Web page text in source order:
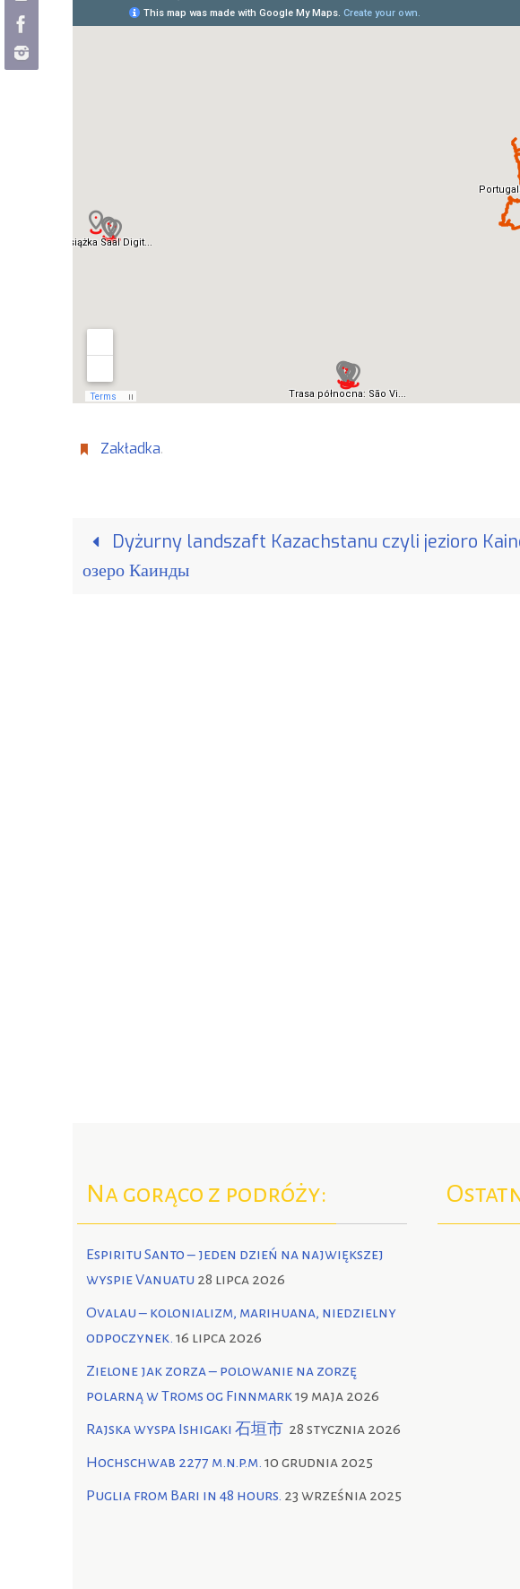
Zakładka.
Dyżurny landszaft Kazachstanu czyli jezioro
озеро Каинды
Na gorąco z podróży:
Espiritu Santo – jeden dzień na największej
wyspie Vanuatu 28 lipca 2026
Ovalau – kolonializm, marihuana, niedzielny
odpoczynek. 16 lipca 2026
Zielone jak zorza – polowanie na zorzę
polarną w Troms og Finnmark19 maja 2026
Rajska wyspa Ishigaki 石垣市 28 stycznia 2026
Hochschwab 2277 m.n.p.m. 10 grudnia 2025
Puglia from Bari in 48 hours. 23 września 2025